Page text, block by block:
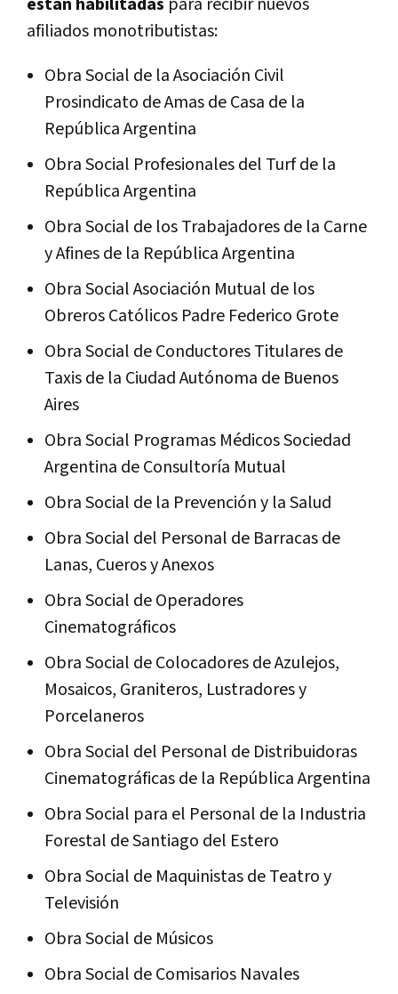
afiliados monotributistas:
Obra Social de la Asociación Civil
Prosindicato de Amas de Casa de la
República Argentina
Obra Social Profesionales del Turf de la
República Argentina
Obra Social de los Trabajadores de la Carne
y Afines de la República Argentina
Obra Social Asociación Mutual de los
Obreros Católicos Padre Federico Grote
Obra Social de Conductores Titulares de
Taxis de la Ciudad Autónoma de Buenos
Aires
Obra Social Programas Médicos Sociedad
Argentina de Consultoría Mutual
Obra Social de la Prevención y la Salud
Obra Social del Personal de Barracas de
Lanas, Cueros y Anexos
Obra Social de Operadores
Cinematográficos
Obra Social de Colocadores de Azulejos,
Mosaicos, Graniteros, Lustradores y
Porcelaneros
Obra Social del Personal de Distribuidoras
Cinematográficas de la República Argentina
Obra Social para el Personal de la Industria
Forestal de Santiago del Estero
Obra Social de Maquinistas de Teatro y
Televisión
Obra Social de Músicos
Obra Social de Comisarios Navales